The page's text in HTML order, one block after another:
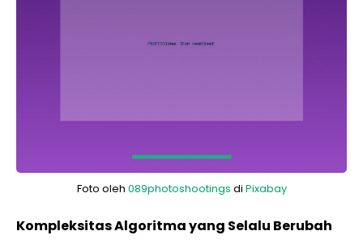
Foto oleh 089photoshootings di Pixabay
Kompleksitas Algoritma yang Selalu Berubah